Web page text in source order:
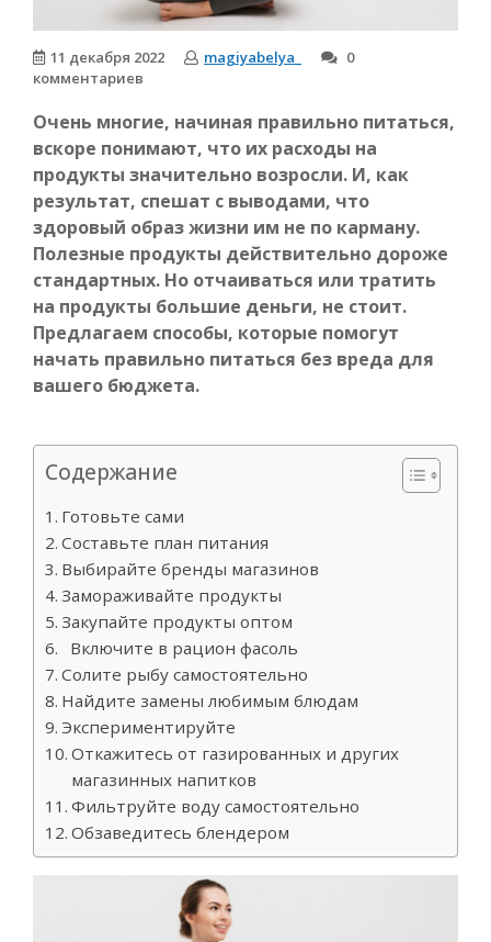
11 декабря 2022 magiyabelya_
0
комментариев
Очень многие, начиная правильно питаться,
вскоре понимают, что их расходы на
продукты значительно возросли. И, как
результат, спешат с выводами, что
здоровый образ жизни им не по карману.
Полезные продукты действительно дороже
стандартных. Но отчаиваться или тратить
на продукты большие деньги, не стоит.
Предлагаем способы, которые помогут
начать правильно питаться без вреда для
вашего бюджета.
Содержание
Готовьте сами
Составьте план питания
Выбирайте бренды магазинов
Замораживайте продукты
Закупайте продукты оптом
Включите в рацион фасоль
Солите рыбу самостоятельно
Найдите замены любимым блюдам
Экспериментируйте
Откажитесь от газированных и других
магазинных напитков
Фильтруйте воду самостоятельно
Обзаведитесь блендером